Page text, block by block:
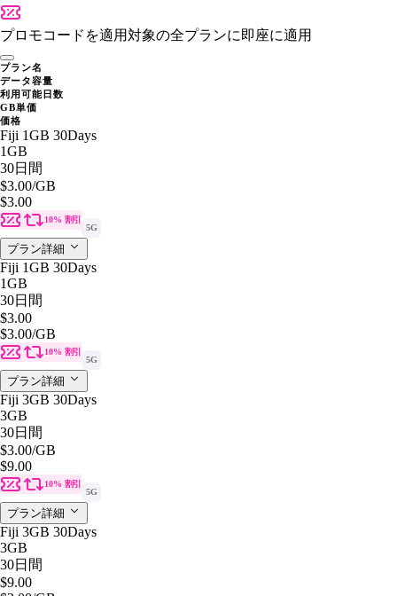
プロモコードを適用対象の全プランに即座に適用
プラン名
データ容量
利用可能日数
GB単価
価格
Fiji 1GB 30Days
1GB
30日間
$3.00/GB
$3.00
10% 割引
5G
プラン詳細
Fiji 1GB 30Days
1GB
30日間
$3.00
$3.00/GB
10% 割引
5G
プラン詳細
Fiji 3GB 30Days
3GB
30日間
$3.00/GB
$9.00
10% 割引
5G
プラン詳細
Fiji 3GB 30Days
3GB
30日間
$9.00